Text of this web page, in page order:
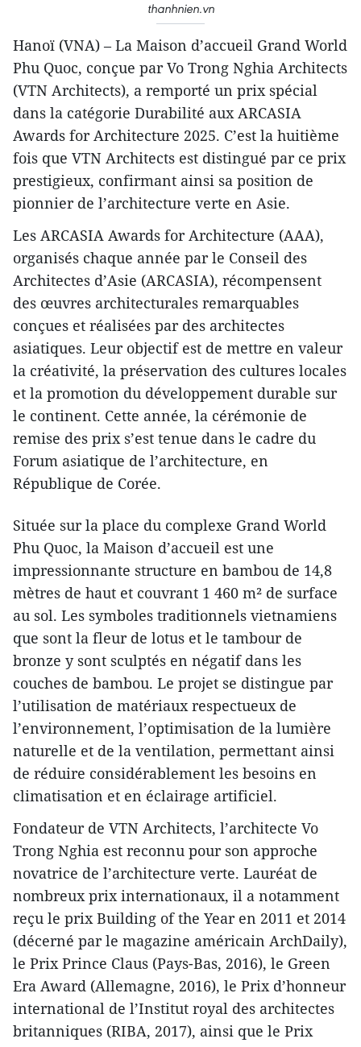
thanhnien.vn
Hanoï (VNA) – La Maison d’accueil Grand World
Phu Quoc, conçue par Vo Trong Nghia Architects
(VTN Architects), a remporté un prix spécial
dans la catégorie Durabilité aux ARCASIA
Awards for Architecture 2025. C’est la huitième
fois que VTN Architects est distingué par ce prix
prestigieux, confirmant ainsi sa position de
pionnier de l’architecture verte en Asie.
Les ARCASIA Awards for Architecture (AAA),
organisés chaque année par le Conseil des
Architectes d’Asie (ARCASIA), récompensent
des œuvres architecturales remarquables
conçues et réalisées par des architectes
asiatiques. Leur objectif est de mettre en valeur
la créativité, la préservation des cultures locales
et la promotion du développement durable sur
le continent. Cette année, la cérémonie de
remise des prix s’est tenue dans le cadre du
Forum asiatique de l’architecture, en
République de Corée.
Située sur la place du complexe Grand World
Phu Quoc, la Maison d’accueil est une
impressionnante structure en bambou de 14,8
mètres de haut et couvrant 1 460 m² de surface
au sol. Les symboles traditionnels vietnamiens
que sont la fleur de lotus et le tambour de
bronze y sont sculptés en négatif dans les
couches de bambou. Le projet se distingue par
l’utilisation de matériaux respectueux de
l’environnement, l’optimisation de la lumière
naturelle et de la ventilation, permettant ainsi
de réduire considérablement les besoins en
climatisation et en éclairage artificiel.
Fondateur de VTN Architects, l’architecte Vo
Trong Nghia est reconnu pour son approche
novatrice de l’architecture verte. Lauréat de
nombreux prix internationaux, il a notamment
reçu le prix Building of the Year en 2011 et 2014
(décerné par le magazine américain ArchDaily),
le Prix Prince Claus (Pays-Bas, 2016), le Green
Era Award (Allemagne, 2016), le Prix d’honneur
international de l’Institut royal des architectes
britanniques (RIBA, 2017), ainsi que le Prix